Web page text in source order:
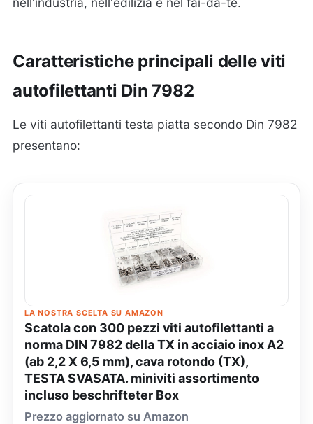
Caratteristiche principali delle viti
autofilettanti Din 7982
Le viti autofilettanti testa piatta secondo Din 7982
presentano:
LA NOSTRA SCELTA SU AMAZON
Scatola con 300 pezzi viti autofilettanti a
norma DIN 7982 della TX in acciaio inox A2
(ab 2,2 X 6,5 mm), cava rotondo (TX),
TESTA SVASATA. miniviti assortimento
incluso beschrifteter Box
Prezzo aggiornato su Amazon